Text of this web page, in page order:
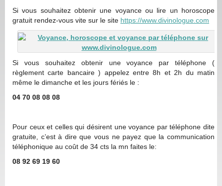
Si vous souhaitez obtenir une voyance ou lire un horoscope
gratuit rendez-vous vite sur le site https://www.divinologue.com
Si vous souhaitez obtenir une voyance par téléphone (
règlement carte bancaire ) appelez entre 8h et 2h du matin
même le dimanche et les jours fériés le :
04 70 08 08 08
Pour ceux et celles qui désirent une voyance par téléphone dite
gratuite, c’est à dire que vous ne payez que la communication
téléphonique au coût de 34 cts la mn faites le:
08 92 69 19 60